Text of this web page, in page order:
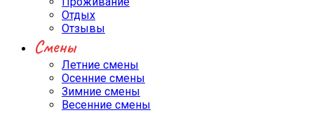
Отдых
Отзывы
Смены
Летние смены
Осенние смены
Зимние смены
Весенние смены